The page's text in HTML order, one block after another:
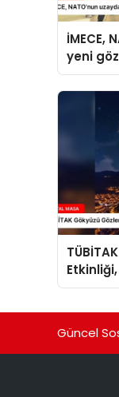
İMECE,
yeni
Güncel